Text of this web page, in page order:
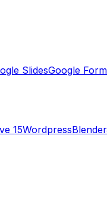
SlidesGoogle
15WordpressBlender